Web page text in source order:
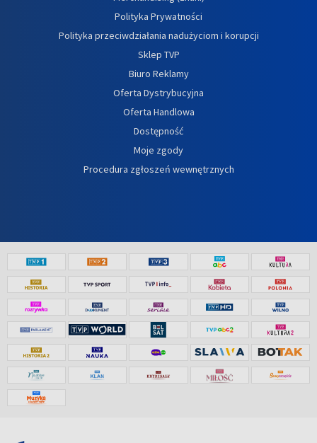
Polityka Prywatności
Polityka przeciwdziałania nadużyciom i korupcji
Sklep TVP
Biuro Reklamy
Oferta Dystrybucyjna
Oferta Handlowa
Dostępność
Moje zgody
Procedura zgłoszeń wewnętrznych